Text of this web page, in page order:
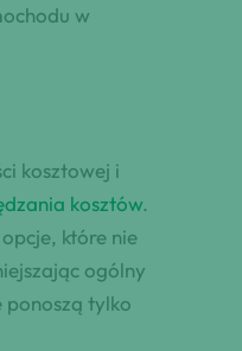
w
kosztowej i
kosztów.
które nie
ogólny
tylko